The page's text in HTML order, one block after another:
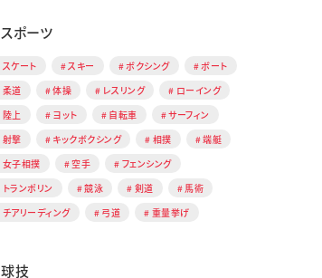
スポーツ
スケート スキー ボクシング
ボート
柔道
体操 レスリング
ローイング
陸上
ヨット 自転車
サーフィン
射撃
キックボクシング 相撲
端艇
女子相撲
空手
フェンシング
トランポリン
競泳 剣道
馬術
チアリーディング
弓道 重量挙げ
球技